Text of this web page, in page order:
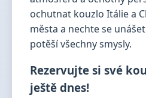
ochutnat kouzlo Itálie a
města a nechte se
potěší všechny smysly.
Rezervujte si své
ještě dnes!